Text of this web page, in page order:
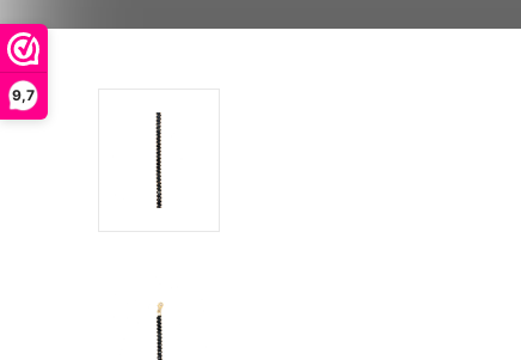
9,7